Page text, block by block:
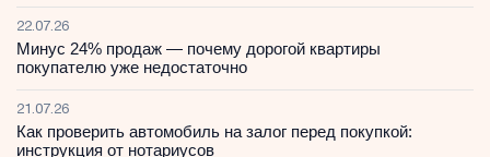
22.07.26
Минус 24% продаж — почему дорогой квартиры
покупателю уже недостаточно
21.07.26
Как проверить автомобиль на залог перед покупкой:
инструкция от нотариусов